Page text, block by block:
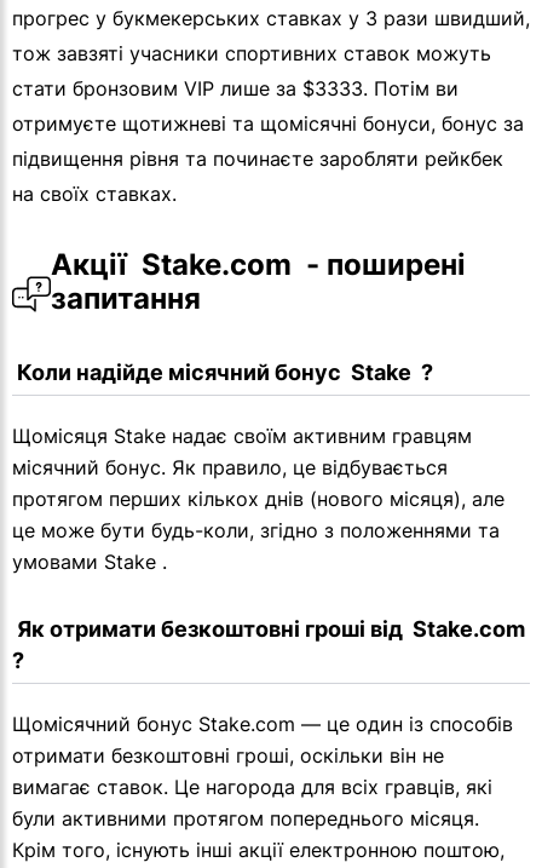
прогрес у букмекерських ставках у 3 рази швидший,
тож завзяті учасники спортивних ставок можуть
стати бронзовим VIP лише за $3333. Потім ви
отримуєте щотижневі та щомісячні бонуси, бонус за
підвищення рівня та починаєте заробляти рейкбек
на своїх ставках.
Акції  Stake.com  - поширені
запитання
Коли надійде місячний бонус  Stake  ?
Щомісяця Stake надає своїм активним гравцям
місячний бонус. Як правило, це відбувається
протягом перших кількох днів (нового місяця), але
це може бути будь-коли, згідно з положеннями та
умовами Stake .
?
Щомісячний бонус Stake.com — це один із способів
отримати безкоштовні гроші, оскільки він не
вимагає ставок. Це нагорода для всіх гравців, які
були активними протягом попереднього місяця.
Крім того, існують інші акції електронною поштою,